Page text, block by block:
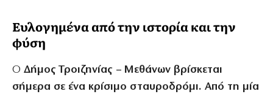
Ευλογημένα από την ιστορία και την
φύση
Ο Δήμος Τροιζηνίας – Μεθάνων βρίσκεται
σήμερα σε ένα κρίσιμο σταυροδρόμι. Από τη μία